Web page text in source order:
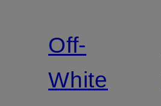
Off-
White